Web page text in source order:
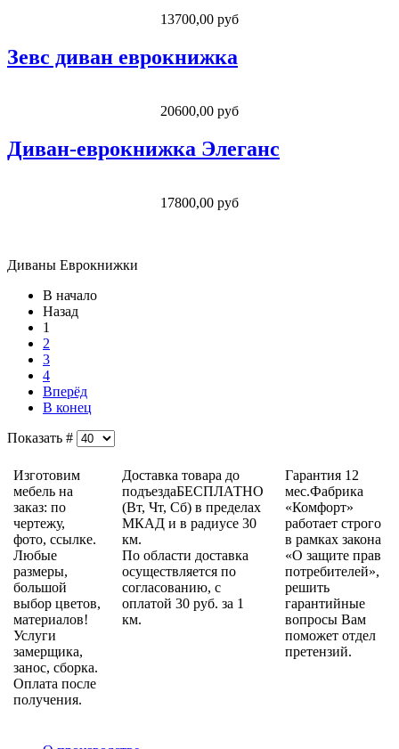
13700,00 руб
Зевс диван еврокнижка
20600,00 руб
Диван-еврокнижка Элеганс
17800,00 руб
Диваны Еврокнижки
В начало
Назад
1
2
3
4
Вперёд
В конец
Показать #
Изготовим
мебель на
заказ: по
чертежу,
фото, ссылке.
Любые
размеры,
большой
выбор цветов,
материалов!
Услуги
замерщика,
занос, сборка.
Оплата после
получения.
Доставка товара до
подъездаБЕСПЛАТНО
(Вт, Чт, Сб) в пределах
МКАД и в радиусе 30
км.
По области доставка
осуществляется по
согласованию, с
оплатой 30 руб. за 1
км.
Гарантия 12
мес.Фабрика
«Комфорт»
работает строго
в рамках закона
«О защите прав
потребителей»,
решить
гарантийные
вопросы Вам
поможет отдел
претензий.